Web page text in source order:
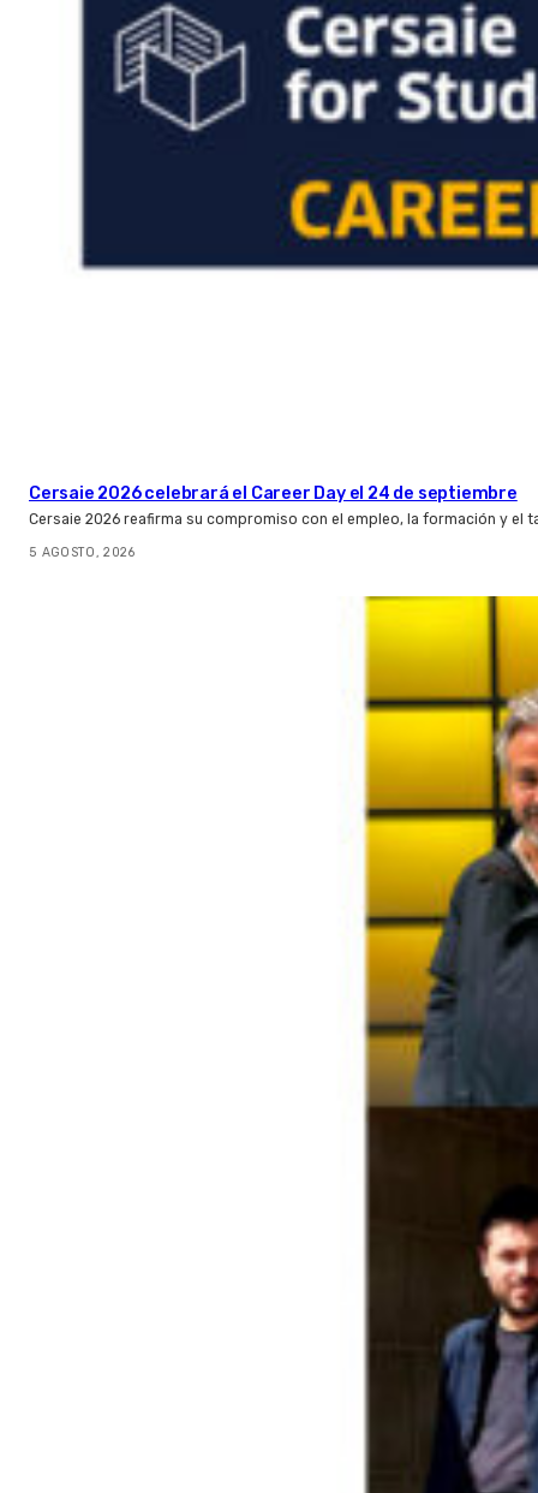
Cersaie 2026 celebrará el Career Day el 24 de septiembre
Cersaie 2026 reafirma su compromiso con el empleo, la formación y el
5 AGOSTO, 2026